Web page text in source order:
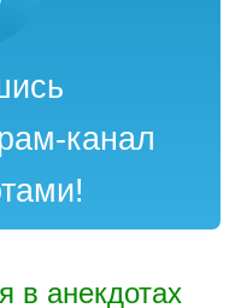
канал
в анекдотах